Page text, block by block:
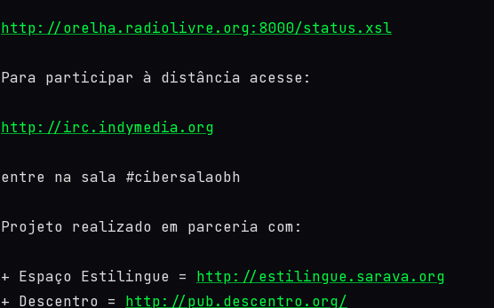
http://orelha.radiolivre.org:8000/status.xsl
Para participar à distância acesse:
http://irc.indymedia.org
entre na sala #cibersalaobh
Projeto realizado em parceria com:
+ Espaço Estilingue = http://estilingue.sarava.org
+ Descentro = http://pub.descentro.org/